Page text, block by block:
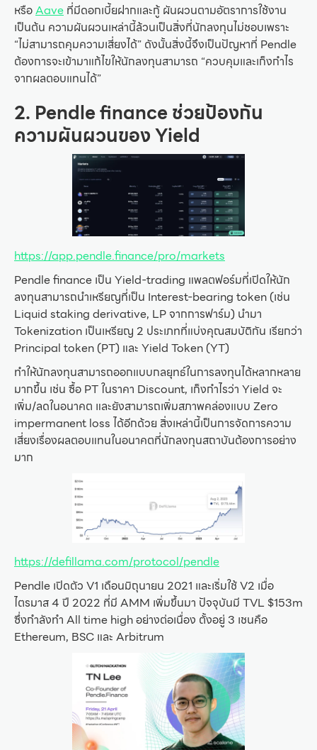
หรือAave ที่มีดอกเบี้ยฝากและกู้ ผันผวนตามอัตราการใช้งาน
เป็นต้น ความผันผวนเหล่านี้ล้วนเป็นสิ่งที่นักลงทุนไม่ชอบเพราะ
“ไม่สามารถคุมความเสี่ยงได้” ดังนั้นสิ่งนี้จึงเป็นปัญหาที่ Pendle
ต้องการจะเข้ามาแก้ไขให้นักลงทุนสามารถ “ควบคุมและเก็งกำไร
จากผลตอบแทนได้”
2. Pendle finance ช่วยป้องกัน
ความผันผวนของ Yield
https://app.pendle.finance/pro/markets
Pendle finance เป็น Yield-trading แพลตฟอร์มที่เปิดให้นัก
ลงทุนสามารถนำเหรียญที่เป็น Interest-bearing token (เช่น
Liquid staking derivative, LP จากการฟาร์ม) นำมา
Tokenization เป็นเหรียญ 2 ประเภทที่แบ่งคุณสมบัติกัน เรียกว่า
Principal token (PT) และ Yield Token (YT)
ทำให้นักลงทุนสามารถออกแบบกลยุทธ์ในการลงทุนได้หลากหลาย
มากขึ้น เช่น ซื้อ PT ในราคา Discount, เก็งกำไรว่า Yield จะ
เพิ่ม/ลดในอนาคต และยังสามารถเพิ่มสภาพคล่องแบบ Zero
impermanent loss ได้อีกด้วย สิ่งเหล่านี้เป็นการจัดการความ
เสี่ยงเรื่องผลตอบแทนในอนาคตที่นักลงทุนสถาบันต้องการอย่าง
มาก
https://defillama.com/protocol/pendle
Pendle เปิดตัว V1 เดือนมิถุนายน 2021 และเริ่มใช้ V2 เมื่อ
ไตรมาส 4 ปี 2022 ที่มี AMM เพิ่มขึ้นมา ปัจจุบันมี TVL $153m
ซึ่งกำลังทำ All time high อย่างต่อเนื่อง ตั้งอยู่ 3 เชนคือ
Ethereum, BSC และ Arbitrum